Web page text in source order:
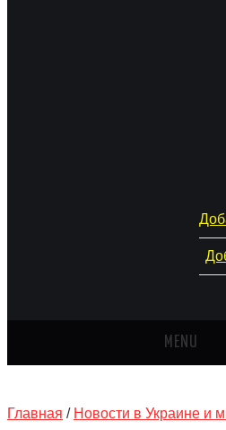
MENU
Главная / Новости в Украине и